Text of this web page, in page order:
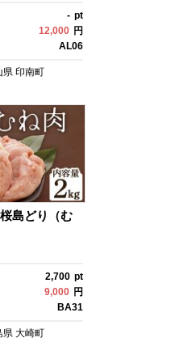
- pt
12,000 円
AL06
県 印南町
島どり（む
2,700 pt
9,000 円
BA31
県 大崎町